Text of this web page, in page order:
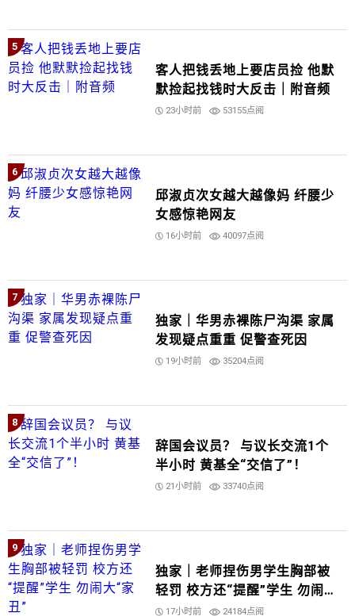
5
客人把钱丢地上要店员捡 他默
默捡起找钱时大反击｜附音频
23小时前 53155点阅
6
邱淑贞次女越大越像妈 纤腰少
女感惊艳网友
16小时前 40097点阅
7
独家｜华男赤裸陈尸沟渠 家属
发现疑点重重 促警查死因
19小时前 35204点阅
8
辞国会议员？ 与议长交流1个
半小时 黄基全“交信了”！
21小时前 33740点阅
9
独家｜老师捏伤男学生胸部被
轻罚 校方还“提醒”学生 勿闹
大“家丑”
17小时前 24184点阅